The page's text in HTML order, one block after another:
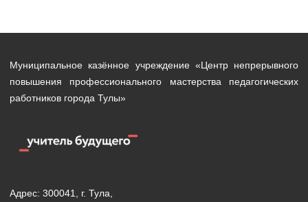
Муниципальное казённое учреждение «Центр непрерывного
повышения профессионального мастерства педагогических
работников города Тулы»
Адрес: 300041, г. Тула,